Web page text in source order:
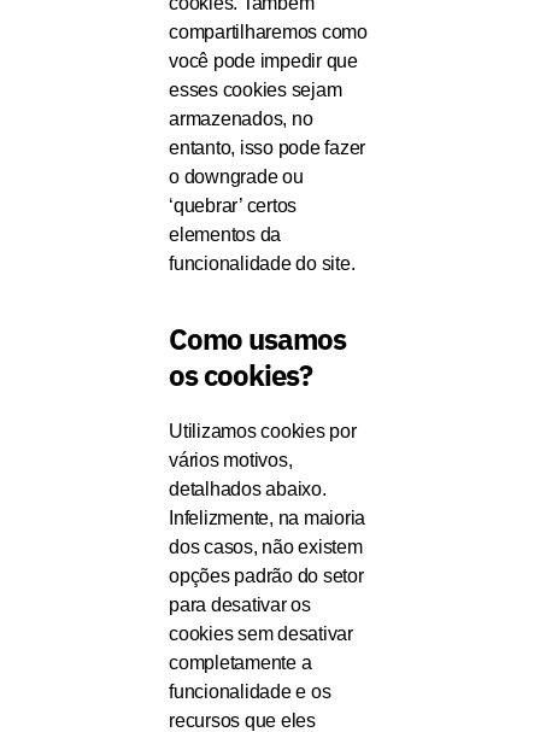
compartilharemos como
você pode impedir que
esses cookies sejam
armazenados, no
entanto, isso pode fazer
o downgrade ou
‘quebrar’ certos
elementos da
funcionalidade do site.
Como usamos
os cookies?
Utilizamos cookies por
vários motivos,
detalhados abaixo.
Infelizmente, na maioria
dos casos, não existem
opções padrão do setor
para desativar os
cookies sem desativar
completamente a
funcionalidade e os
recursos que eles